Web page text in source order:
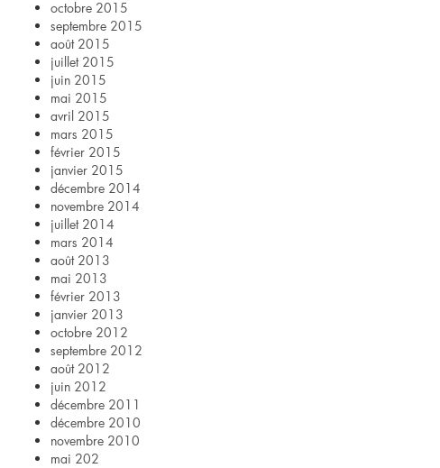
octobre 2015
septembre 2015
août 2015
juillet 2015
juin 2015
mai 2015
avril 2015
mars 2015
février 2015
janvier 2015
décembre 2014
novembre 2014
juillet 2014
mars 2014
août 2013
mai 2013
février 2013
janvier 2013
octobre 2012
septembre 2012
août 2012
juin 2012
décembre 2011
décembre 2010
novembre 2010
mai 202